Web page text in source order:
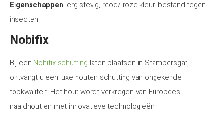
Eigenschappen: erg stevig, rood/ roze kleur, bestand tegen
insecten.
Nobifix
Bij een Nobifix schutting laten plaatsen in Stampersgat,
ontvangt u een luxe houten schutting van ongekende
topkwaliteit. Het hout wordt verkregen van Europees
naaldhout en met innovatieve technologieën